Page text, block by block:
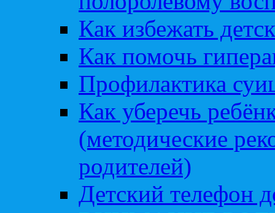
Как избежать
Как помочь
Профилактика
Как уберечь
(методические
родителей)
Детский телефон